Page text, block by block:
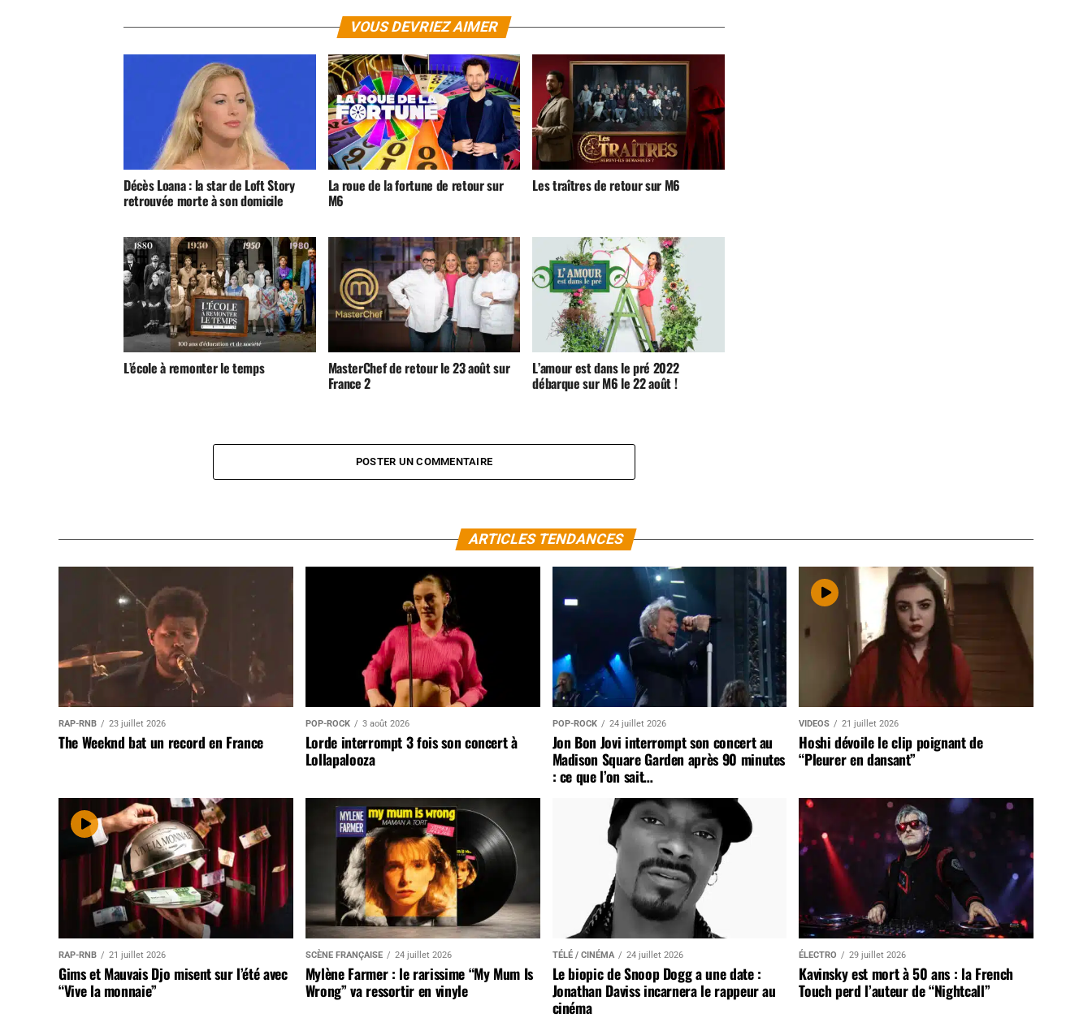
VOUS DEVRIEZ AIMER
Décès Loana : la star de Loft Story
retrouvée morte à son domicile
La roue de la fortune de retour sur
M6
Les traîtres de retour sur M6
L’école à remonter le temps MasterChef de retour le 23 août sur
France 2
L’amour est dans le pré 2022
débarque sur M6 le 22 août !
POSTER UN COMMENTAIRE
ARTICLES TENDANCES
RAP-RNB 23 juillet 2026
The Weeknd bat un record en France
POP-ROCK 3 août 2026
Lorde interrompt 3 fois son concert à
Lollapalooza
POP-ROCK 24 juillet 2026
Jon Bon Jovi interrompt son concert au
Madison Square Garden après 90 minutes
: ce que l’on sait…
VIDEOS 21 juillet 2026
Hoshi dévoile le clip poignant de
“Pleurer en dansant”
RAP-RNB 21 juillet 2026
Gims et Mauvais Djo misent sur l’été avec
“Vive la monnaie”
SCÈNE FRANÇAISE 24 juillet 2026
Mylène Farmer : le rarissime “My Mum Is
Wrong” va ressortir en vinyle
TÉLÉ / CINÉMA 24 juillet 2026
Le biopic de Snoop Dogg a une date :
Jonathan Daviss incarnera le rappeur au
cinéma
ÉLECTRO 29 juillet 2026
Kavinsky est mort à 50 ans : la French
Touch perd l’auteur de “Nightcall”